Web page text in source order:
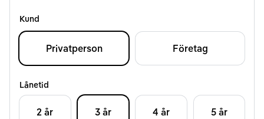
Kund
Privatperson Företag
Lånetid
2 år 3 år 4 år 5 år